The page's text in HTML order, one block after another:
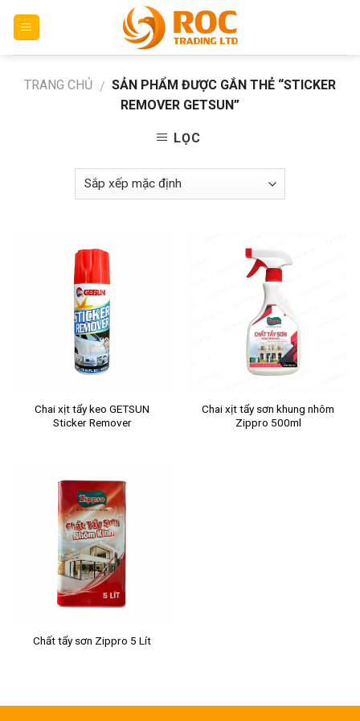
TRANG CHỦ / SẢN PHẨM ĐƯỢC GẮN THẺ “STICKER
REMOVER GETSUN”
LỌC
Chai xịt tẩy keo GETSUN
Sticker Remover
Chai xịt tẩy sơn khung nhôm
Zippro 500ml
Chất tẩy sơn Zippro 5 Lít